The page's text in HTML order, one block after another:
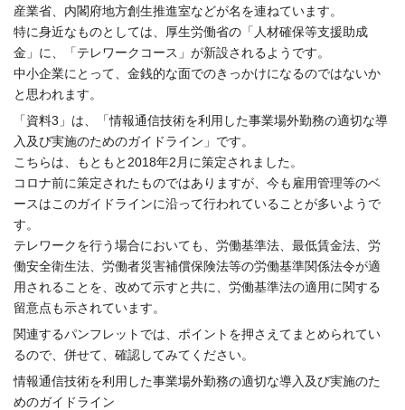
産業省、 内閣府地方創生推進室などが名を連ねています。
特に身近なものとしては、厚生労働省の「人材確保等支援助成
金」 に、「テレワークコース」が新設されるようです。
中小企業にとって、 金銭的な面でのきっかけになるのではないか
と思われます。
「資料3」は、「情報通信技術を利用した事業場外勤務の適切な導
入及び実施のためのガイドライン」です。
こちらは、もともと2018年2月に策定されました。
コロナ前に策定されたものではありますが、 今も雇用管理等のベ
ースはこのガイドラインに沿って行われている ことが多いようで
す。
テレワークを行う場合においても、労働基準法、最低賃金法、 労
働安全衛生法、 労働者災害補償保険法等の労働基準関係法令が適
用されることを、 改めて示すと共に、 労働基準法の適用に関する
留意点も示されています。
関連するパンフレットでは、 ポイントを押さえてまとめられてい
るので、併せて、 確認してみてください。
情報通信技術を利用した事業場外勤務の適切な導入及び実施のた
めのガイドライン